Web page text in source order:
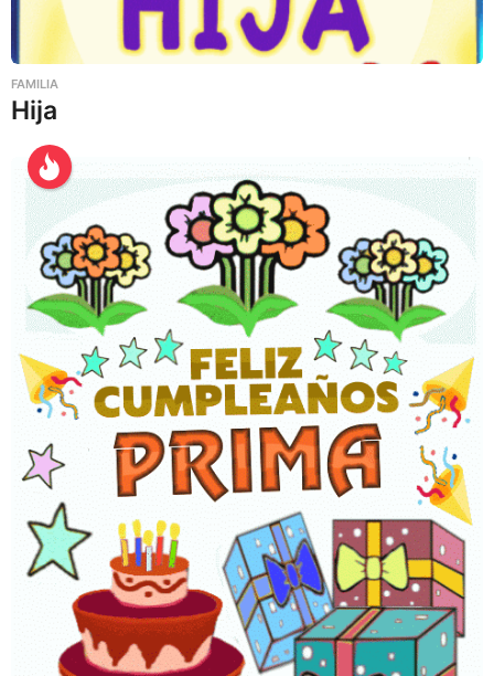
FAMILIA
Hija